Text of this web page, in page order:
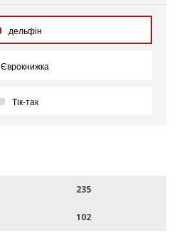
дельфін
Єврокнижка
Тік-так
235
102